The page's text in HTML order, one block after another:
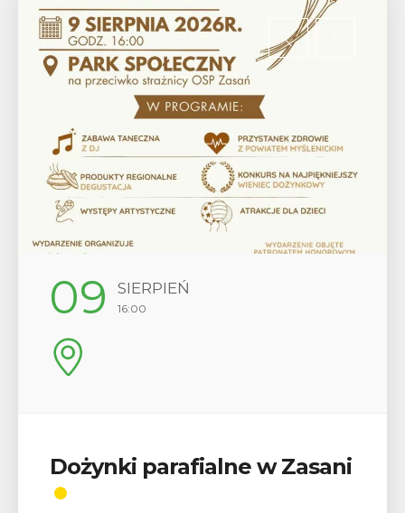
12 SIERPIEŃ
17:00
Wykład „Jak zdobyć
odznaki na myślenickich